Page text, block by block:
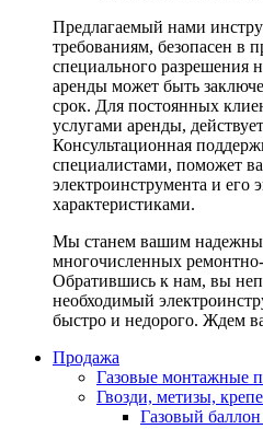
Предлагаемый нами
требованиям, безопасен в
специального разрешения
аренды может быть
срок. Для постоянных
услугами аренды,
Консультационная
специалистами, поможет
электроинструмента и его
характеристиками.
Мы станем вашим
многочисленных
Обратившись к нам, вы
необходимый
быстро и недорого. Ждем
Продажа
Газовые монтажные
Гвозди, метизы,
Газовый